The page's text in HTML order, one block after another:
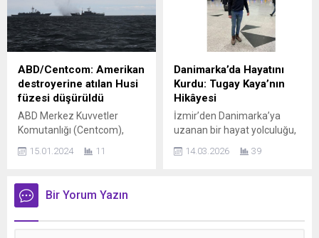
açılıyor. 10 farklı eğitim ve
danışmanlık alanında
faaliyet gösteren Zor Group
14 dilde hizmet veriyor.
Türkiye’nin lider
markalarından biri olma
vizyonuyla temelleri 2019
yılında Büşra Öztürk
tarafından...
kararlaştırılan buluşma
noktasına gelmemesi
üzerine ailesi tarafından
kayıp başvurusunda
bulunuldu. HABER SEVGİ
YILDIZ Hamburg Polisi
(Polizei Hamburg)
tarafından yapılan
açıklamada, başlatılan
arama çalışmaları
kapsamında Ranin...
ABD/Centcom: Amerikan
destroyerine atılan Husi
füzesi düşürüldü
ABD Merkez Kuvvetler
Komutanlığı (Centcom),
Pazar günü Yemen’deki
bulunduğu bölgelerden
Kızıldeniz’in güneyinde
15.01.2024 11
Danimarka’da Hayatını
Kurdu: Tugay Kaya’nın
Hikâyesi
İzmir’den Danimarka’ya
uzanan bir hayat yolculuğu,
tecrübesini biriktiren Tugay
14.03.2026 39
Bir Yorum Yazın